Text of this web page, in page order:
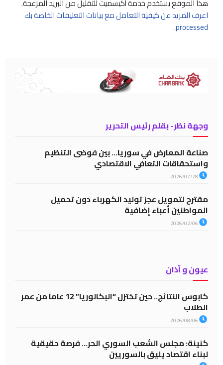
هذا الموقع يستخدم خدمة أكيسميت للتقليل من البريد المزعجة.
اعرف المزيد عن كيفية التعامل مع بيانات التعليقات الخاصة بك
processed
.
وجهة نظر- بقلم رئيس التحرير
صناعة المعارض في سوريا… بين فوضى التنظيم
واستحقاقات التعافي الاقتصادي
مقترح لتمويل عجز توليد الكهرباء دون تحميل
المواطنين أعباء إضافية
عيون و آذان
كابوس النتائج.. حين تختزل “البكالوريا” 12 عاماً من عمر
الطلاب
كنينة: مجلس الشعب السوري الحر… فرصة حقيقية
لبناء اقتصاد يليق بالسوريين